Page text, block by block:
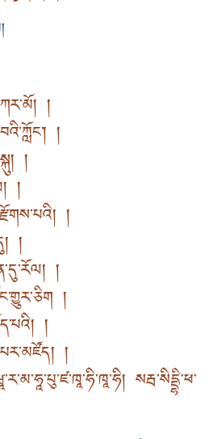
།
།
།
།
།
།
།
།
།
།
སརྦ་སིདྡྷི་ཕ་